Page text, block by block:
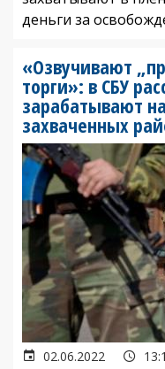
деньги за
«Озвучивают
торги»: в СБУ
зарабатывают
захваченных
02.06.2022